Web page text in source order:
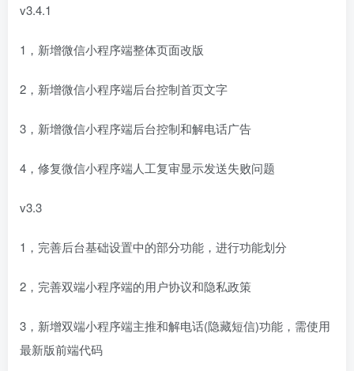
v3.4.1
1，新增微信小程序端整体页面改版
2，新增微信小程序端后台控制首页文字
3，新增微信小程序端后台控制和解电话广告
4，修复微信小程序端人工复审显示发送失败问题
v3.3
1，完善后台基础设置中的部分功能，进行功能划分
2，完善双端小程序端的用户协议和隐私政策
3，新增双端小程序端主推和解电话(隐藏短信)功能，需使用
最新版前端代码